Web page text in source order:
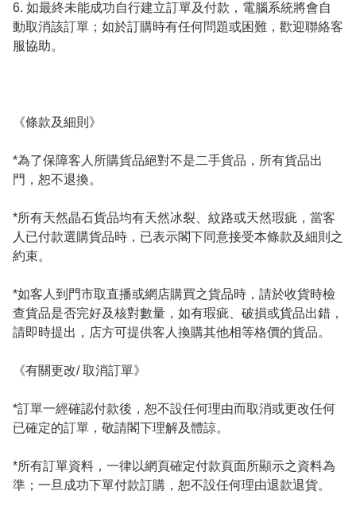
6. 如最終未能成功自行建立訂單及付款，電腦系統將會自
動取消該訂單；如於訂購時有任何問題或困難，歡迎聯絡客
服協助。
《條款及細則》
*為了保障客人所購貨品絕對不是二手貨品，所有貨品出
門，恕不退換。
*所有天然晶石貨品均有天然冰裂、紋路或天然瑕疵，當客
人已付款選購貨品時，已表示閣下同意接受本條款及細則之
約束。
*如客人到門市取直播或網店購買之貨品時，請於收貨時檢
查貨品是否完好及核對數量，如有瑕疵、破損或貨品出錯，
請即時提出，店方可提供客人換購其他相等格價的貨品。
《有關更改/ 取消訂單》
*訂單一經確認付款後，恕不設任何理由而取消或更改任何
已確定的訂單，敬請閣下理解及體諒。
*所有訂單資料，一律以網頁確定付款頁面所顯示之資料為